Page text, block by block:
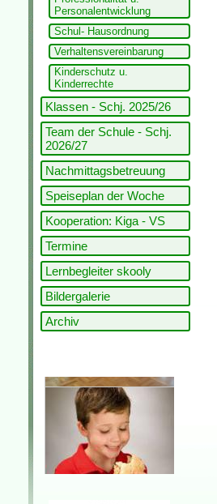
Personalentwicklung
Schul- Hausordnung
Verhaltensvereinbarung
Kinderschutz u.
Kinderrechte
Klassen - Schj. 2025/26
Team der Schule - Schj.
2026/27
Nachmittagsbetreuung
Speiseplan der Woche
Kooperation: Kiga - VS
Termine
Lernbegleiter skooly
Bildergalerie
Archiv